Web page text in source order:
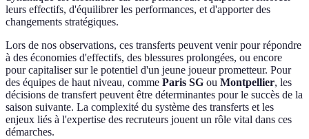
leurs effectifs, d'équilibrer les performances, et d'apporter des
changements stratégiques.
Lors de nos observations, ces transferts peuvent venir pour répondre
à des économies d'effectifs, des blessures prolongées, ou encore
pour capitaliser sur le potentiel d'un jeune joueur prometteur. Pour
des équipes de haut niveau, comme Paris SG ou Montpellier, les
décisions de transfert peuvent être déterminantes pour le succès de la
saison suivante. La complexité du système des transferts et les
enjeux liés à l'expertise des recruteurs jouent un rôle vital dans ces
démarches.